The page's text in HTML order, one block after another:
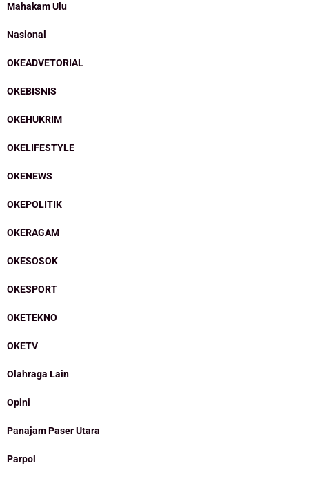
Mahakam Ulu
Nasional
OKEADVETORIAL
OKEBISNIS
OKEHUKRIM
OKELIFESTYLE
OKENEWS
OKEPOLITIK
OKERAGAM
OKESOSOK
OKESPORT
OKETEKNO
OKETV
Olahraga Lain
Opini
Panajam Paser Utara
Parpol